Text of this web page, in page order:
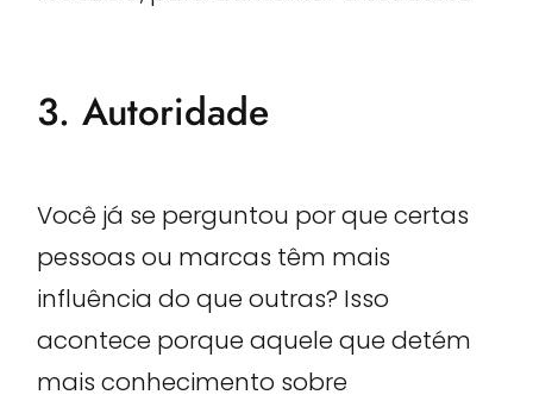
3. Autoridade
Você já se perguntou por que certas
pessoas ou marcas têm mais
influência do que outras? Isso
acontece porque aquele que detém
mais conhecimento sobre